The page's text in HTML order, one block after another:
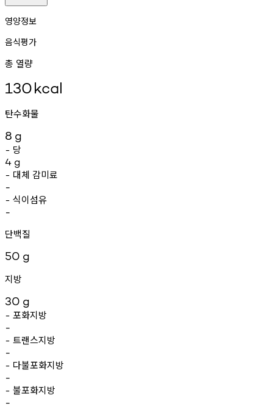
영양정보
음식평가
총 열량
130kcal
탄수화물
8 g
- 당
4 g
- 대체 감미료
-
- 식이섬유
-
단백질
50 g
지방
30 g
- 포화지방
-
- 트랜스지방
-
- 다불포화지방
-
- 불포화지방
-